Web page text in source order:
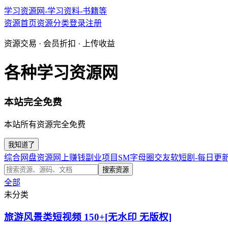
学习资源网-学习资料-书籍等
资源首页资源分类登录注册
资源交易 · 会员折扣 · 上传收益
各种学习资源网
本站完全免费
本站所有资源完全免费
我知道了
综合网盘资源 网上赚钱副业项目 SM字母圈交友软短剧-每日更
搜索资源
全部
未分类
旅游风景类短视频 150+[无水印 无版权]